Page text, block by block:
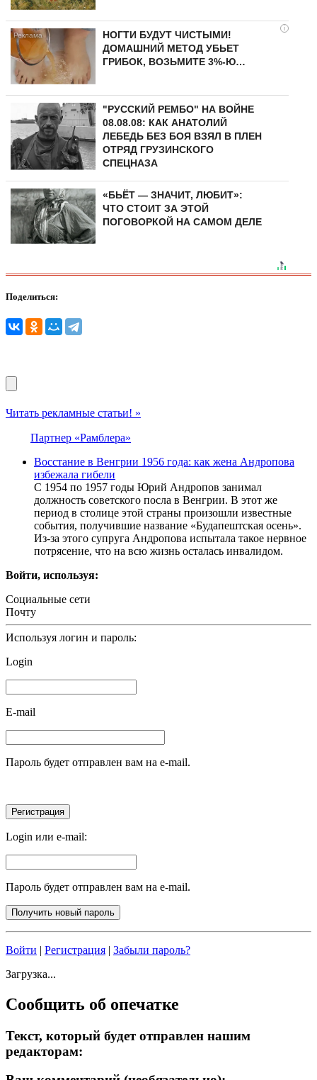
i
НОГТИ БУДУТ ЧИСТЫМИ!
ДОМАШНИЙ МЕТОД УБЬЕТ
ГРИБОК, ВОЗЬМИТЕ 3%-Ю…
"РУССКИЙ РЕМБО" НА ВОЙНЕ
08.08.08: КАК АНАТОЛИЙ
ЛЕБЕДЬ БЕЗ БОЯ ВЗЯЛ В ПЛЕН
ОТРЯД ГРУЗИНСКОГО
СПЕЦНАЗА
«БЬЁТ — ЗНАЧИТ, ЛЮБИТ»:
ЧТО СТОИТ ЗА ЭТОЙ
ПОГОВОРКОЙ НА САМОМ ДЕЛЕ
Поделиться:
Читать рекламные статьи! »
Партнер «Рамблера»
Восстание в Венгрии 1956 года: как жена Андропова
избежала гибели
С 1954 по 1957 годы Юрий Андропов занимал
должность советского посла в Венгрии. В этот же
период в столице этой страны произошли известные
события, получившие название «Будапештская осень».
Из-за этого супруга Андропова испытала такое нервное
потрясение, что на всю жизнь осталась инвалидом.
Войти, используя:
Социальные сети
Почту
Используя логин и пароль:
Login
E-mail
Пароль будет отправлен вам на e-mail.
Login или e-mail:
Пароль будет отправлен вам на e-mail.
Войти | Регистрация | Забыли пароль?
Загрузка...
Сообщить об опечатке
Текст, который будет отправлен нашим
редакторам: